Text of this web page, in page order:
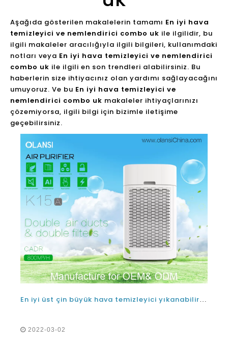
Aşağıda gösterilen makalelerin tamamı En iyi hava
temizleyici ve nemlendirici combo uk ile ilgilidir, bu
ilgili makaleler aracılığıyla ilgili bilgileri, kullanımdaki
notları veya En iyi hava temizleyici ve nemlendirici
combo uk ile ilgili en son trendleri alabilirsiniz. Bu
haberlerin size ihtiyacınız olan yardımı sağlayacağını
umuyoruz. Ve bu En iyi hava temizleyici ve
nemlendirici combo uk makaleler ihtiyaçlarınızı
çözemiyorsa, ilgili bilgi için bizimle iletişime
geçebilirsiniz.
En iyi üst çin büyük hava temizleyici yıkanabilir filtre üreticisi ile hava temizleyici tedarikçi şirketi
2022-03-02